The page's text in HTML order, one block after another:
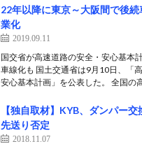
22年以降に東京～大阪間で後
業化
2019.09.11
国交省が高速道路の安全・安心基本
車線化も 国土交通省は9月10日、「
安心基本計画」を公表した。 全国の
【独自取材】KYB、ダンパー
先送り否定
2018.11.07